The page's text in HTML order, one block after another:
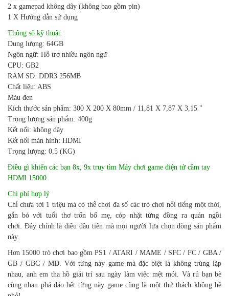
2 x gamepad không dây (không bao gồm pin)
1 X Hướng dẫn sử dụng
Thông số kỹ thuật:
Dung lượng: 64GB
Ngôn ngữ: Hỗ trợ nhiều ngôn ngữ
CPU: GB2
RAM SD: DDR3 256MB
Chất liệu: ABS
Màu đen
Kích thước sản phẩm: 300 X 200 X 80mm / 11,81 X 7,87 X 3,15 "
Trọng lượng sản phẩm: 400g
Kết nối: không dây
Kết nối màn hình: HDMI
Trọng lượng: 0,5 (KG)
Điều gì khiến các bạn 8x, 9x truy tìm Máy chơi game điện tử cầm tay
HDMI 15000
Chi phí hợp lý
Chỉ chưa tới 1 triệu mà có thể chơi đa số các trò chơi nổi tiếng một thời,
gắn bó với tuổi thơ trốn bố mẹ, cóp nhặt từng đồng ra quán ngồi
chơi. Đây chính là điều đầu tiên mà mọi người lựa chọn dòng sản phẩm
này.
Hơn 15000 trò chơi bao gồm PS1 / ATARI / MAME / SFC / FC / GBA /
GB / GBC / MD. Với từng này game mà đặc biệt là không trùng lặp
nhau, anh em tha hồ giải trí sau ngày làm việc mệt mỏi. Và rủ bạn bè
cùng nhau phá đảo hết từng này game cũng là một thử thách không hề